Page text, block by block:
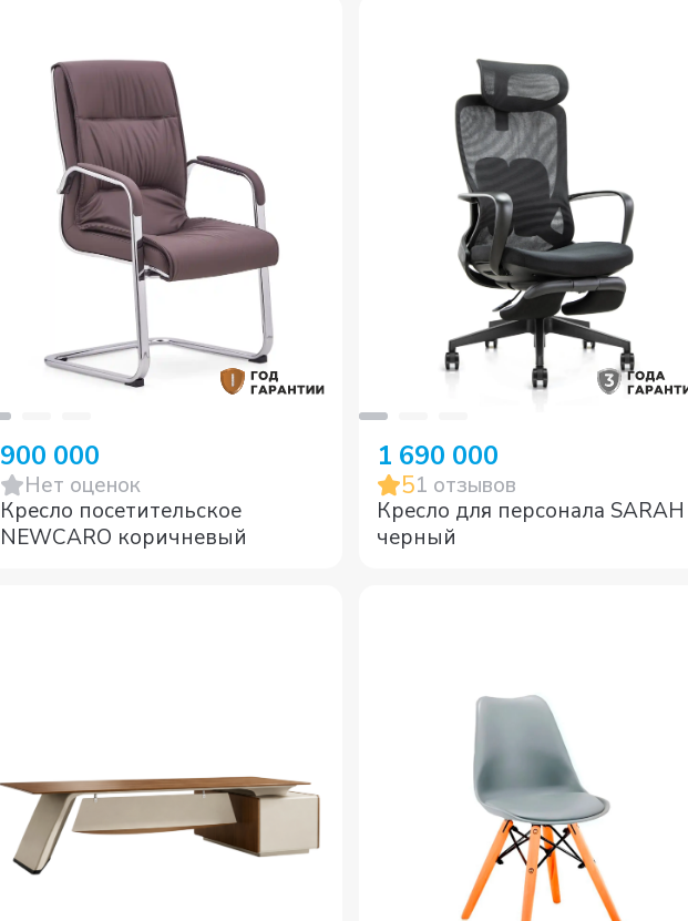
900 000
Нет оценок
Кресло посетительское
NEWCARO коричневый
1 690 000
51 отзывов
Кресло для персонала SARAH
черный